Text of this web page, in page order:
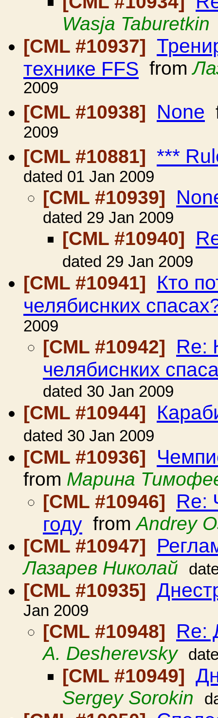
Wasja Taburetkin
[CML #10937]
технике FFS from
2009
[CML #10938]
None
2009
[CML #10881] ***
dated 01 Jan 2009
[CML #10939]
dated 29 Jan 2009
[CML #10940]
dated 29 Jan 2009
[CML #10941]
Кто
челябиснких
2009
[CML #10942] Re:
челябиснких
dated 30 Jan 2009
[CML #10944]
dated 30 Jan 2009
[CML #10936]
from Марина
[CML #10946]
Re:
году fromAndrey
[CML #10947]
Лазарев Николай
[CML #10935]
Jan 2009
[CML #10948] Re:
A. Desherevsky
[CML #10949]
Sergey Sorokin